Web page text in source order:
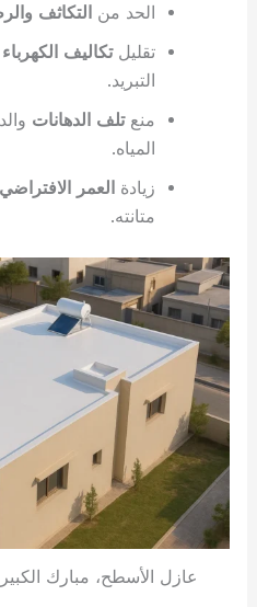
الحد من التكاثف
تقليلتكاليف الكهرباء
التبريد.
منعتلف الدهانات
المياه.
زيادة العمر
متانته.
عازل الأسطح، مبارك